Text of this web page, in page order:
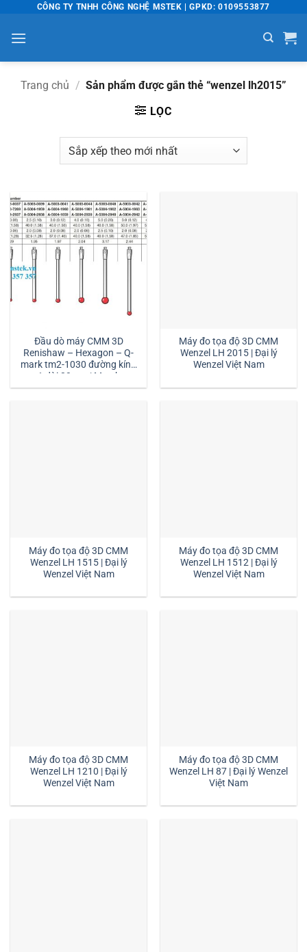
nội
dung
CÔNG TY TNHH CÔNG NGHỆ MSTEK | GPKD: 0109553877
Trang chủ / Sản phẩm được gắn thẻ “wenzel lh2015”
LỌC
Đầu dò máy CMM 3D
Renishaw – Hexagon – Q-
mark tm2-1030 đường kính
1 dài 30mm:| Mstek
Technology
Máy đo tọa độ 3D CMM
Wenzel LH 2015 | Đại lý
Wenzel Việt Nam
Máy đo tọa độ 3D CMM
Wenzel LH 1515 | Đại lý
Wenzel Việt Nam
Máy đo tọa độ 3D CMM
Wenzel LH 1512 | Đại lý
Wenzel Việt Nam
Máy đo tọa độ 3D CMM
Wenzel LH 1210 | Đại lý
Wenzel Việt Nam
Máy đo tọa độ 3D CMM
Wenzel LH 87 | Đại lý Wenzel
Việt Nam